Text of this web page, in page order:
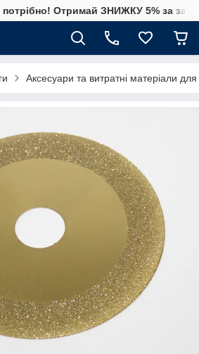
Отримай ЗНИЖКУ 5% за
Аксесуари та витратні матеріали